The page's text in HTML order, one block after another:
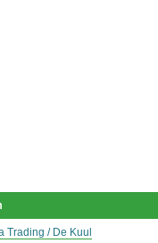
Trading / De Kuul